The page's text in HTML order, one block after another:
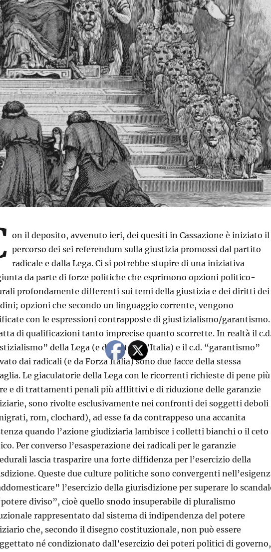
on il deposito, avvenuto ieri, dei quesiti in Cassazione è iniziato il
percorso dei sei referendum sulla giustizia promossi dal partito
radicale e dalla Lega. Ci si potrebbe stupire di una iniziativa
da parte di forze politiche che esprimono opzioni politico-
profondamente differenti sui temi della giustizia e dei diritti dei
opzioni che secondo un linguaggio corrente, vengono
con le espressioni contrapposte di giustizialismo/garantismo.
di qualificazioni tanto imprecise quanto scorrette. In realtà il
della Lega (e di Fratelli d’Italia) e il c.d. “garantismo”
dai radicali (e da Forza Italia) sono due facce della stessa
Le giaculatorie della Lega con le ricorrenti richieste di pene più
e di trattamenti penali più afflittivi e di riduzione delle garanzie
sono rivolte esclusivamente nei confronti dei soggetti deboli
rom, clochard), ad esse fa da contrappeso una accanita
quando l’azione giudiziaria lambisce i colletti bianchi o il ceto
Per converso l’esasperazione dei radicali per le garanzie
lascia trasparire una forte diffidenza per l’esercizio della
Queste due culture politiche sono convergenti
l’esercizio della giurisdizione per superare lo
diviso”, cioè quello snodo insuperabile di pluralismo
rappresentato dal sistema di indipendenza del potere
che, secondo il disegno costituzionale, non può essere
né condizionato dall’esercizio dei poteri politici di governo,